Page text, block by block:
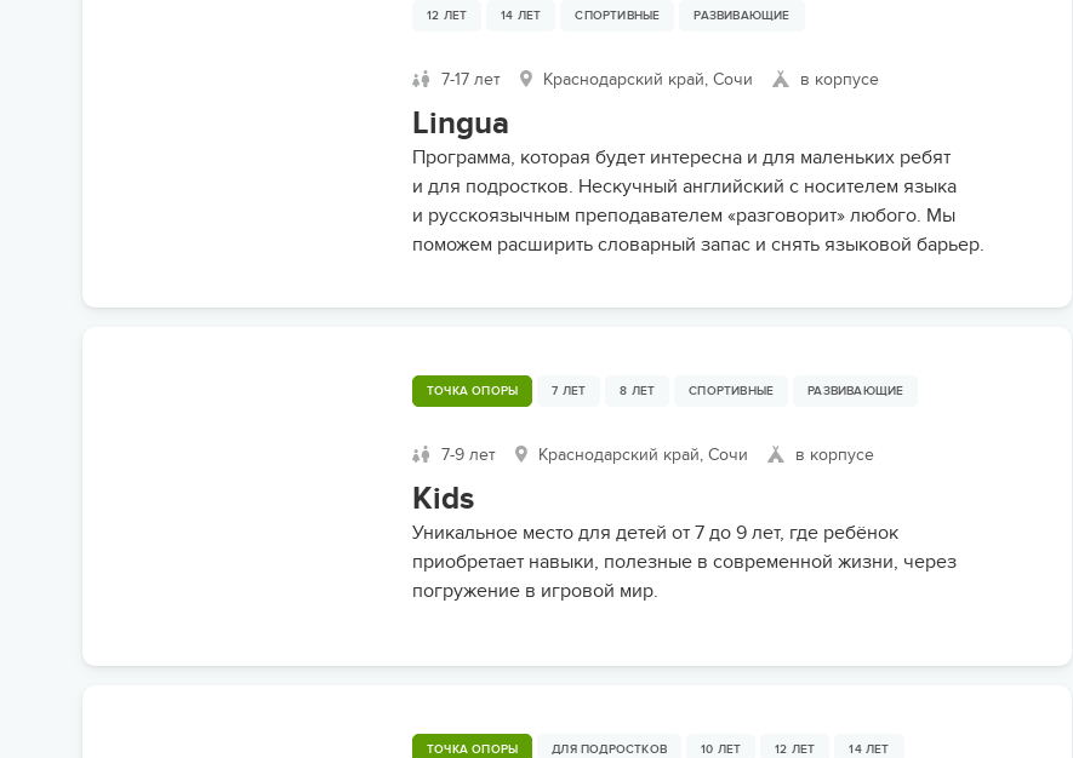
12 ЛЕТ 14 ЛЕТ СПОРТИВНЫЕ РАЗВИВАЮЩИЕ
7-17 лет Краснодарский край, Сочи в корпусе
Lingua
Программа, которая будет интересна и для маленьких ребят
и для подростков. Нескучный английский с носителем языка
и русскоязычным преподавателем «разговорит» любого. Мы
поможем расширить словарный запас и снять языковой барьер.
ТОЧКА ОПОРЫ 7 ЛЕТ 8 ЛЕТ СПОРТИВНЫЕ РАЗВИВАЮЩИЕ
7-9 лет Краснодарский край, Сочи в корпусе
Kids
Уникальное место для детей от 7 до 9 лет, где ребёнок
приобретает навыки, полезные в современной жизни, через
погружение в игровой мир.
ТОЧКА ОПОРЫ ДЛЯ ПОДРОСТКОВ 10 ЛЕТ 12 ЛЕТ 14 ЛЕТ